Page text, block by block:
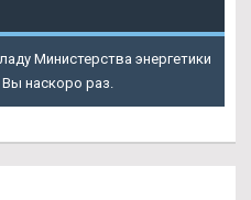
Министерства энергетики
наскоро раз.